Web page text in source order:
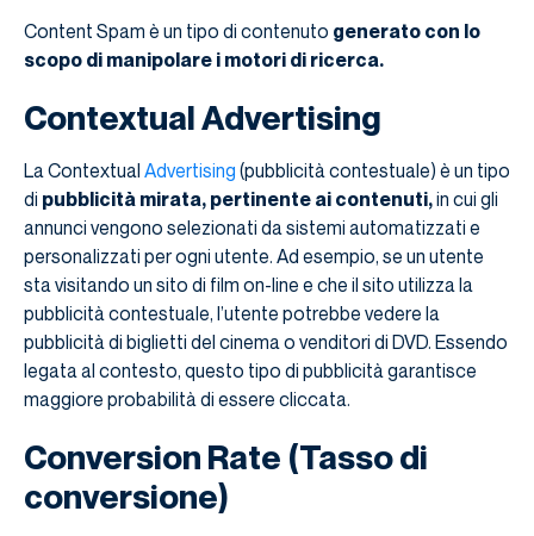
Content Spam è un tipo di contenuto generato con lo
scopo di manipolare i motori di ricerca.
Contextual Advertising
La Contextual Advertising (pubblicità contestuale) è un tipo
di pubblicità mirata, pertinente ai contenuti,in cui gli
annunci vengono selezionati da sistemi automatizzati e
personalizzati per ogni utente. Ad esempio, se un utente
sta visitando un sito di film on-line e che il sito utilizza la
pubblicità contestuale, l’utente potrebbe vedere la
pubblicità di biglietti del cinema o venditori di DVD. Essendo
legata al contesto, questo tipo di pubblicità garantisce
maggiore probabilità di essere cliccata.
Conversion Rate (Tasso di
conversione)